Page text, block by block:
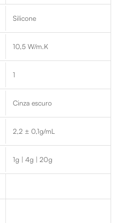
Silicone
10,5 W/m.K
1
Cinza escuro
2,2 ± 0,1g/mL
1g | 4g | 20g